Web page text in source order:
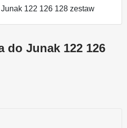
do Junak 122 126